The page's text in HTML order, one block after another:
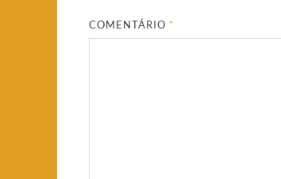
COMENTÁRIO*